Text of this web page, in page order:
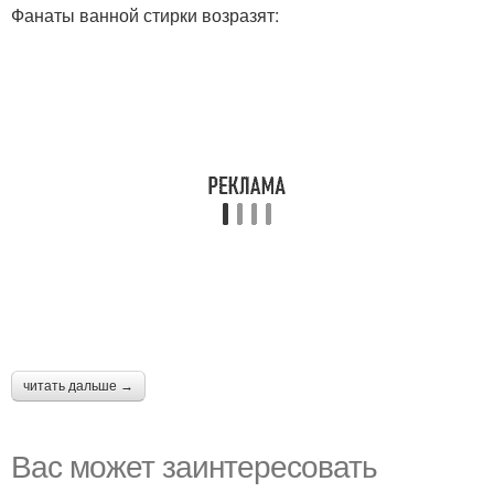
Фанаты ванной стирки возразят:
читать дальше →
Вас может заинтересовать